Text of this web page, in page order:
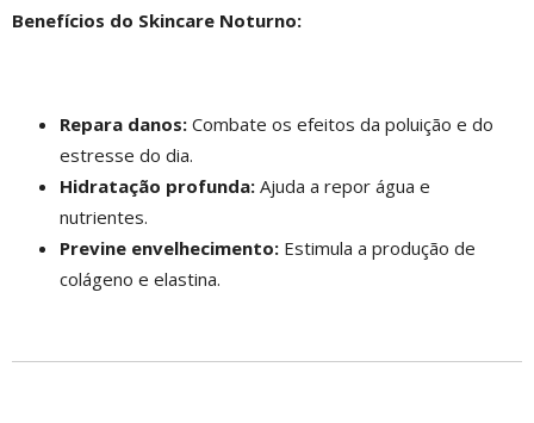
Benefícios do Skincare Noturno:
Repara danos: Combate os efeitos da poluição e do
estresse do dia.
Hidratação profunda: Ajuda a repor água e
nutrientes.
Previne envelhecimento: Estimula a produção de
colágeno e elastina.